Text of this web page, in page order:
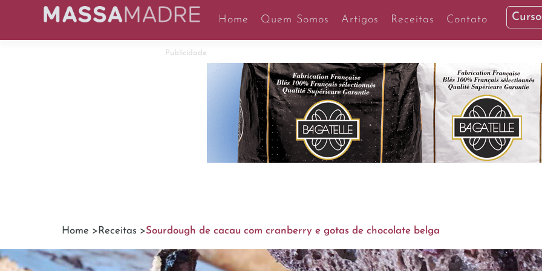
Home Quem Somos Artigos Receitas Contato
Publicidade
Home > Receitas >Sourdough de cacau com cranberry e gotas de chocolate belga